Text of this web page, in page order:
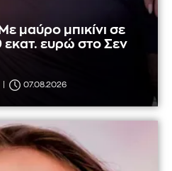
μαύρο μπικίνι σε
εκατ. ευρώ στο Σεν
07.08.2026